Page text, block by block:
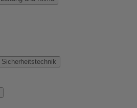
Sicherheitstechnik